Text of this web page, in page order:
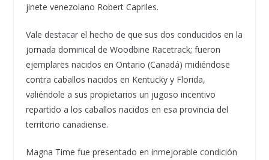
jinete venezolano Robert Capriles.
Vale destacar el hecho de que sus dos conducidos en la
jornada dominical de Woodbine Racetrack; fueron
ejemplares nacidos en Ontario (Canadá) midiéndose
contra caballos nacidos en Kentucky y Florida,
valiéndole a sus propietarios un jugoso incentivo
repartido a los caballos nacidos en esa provincia del
territorio canadiense.
Magna Time fue presentado en inmejorable condición